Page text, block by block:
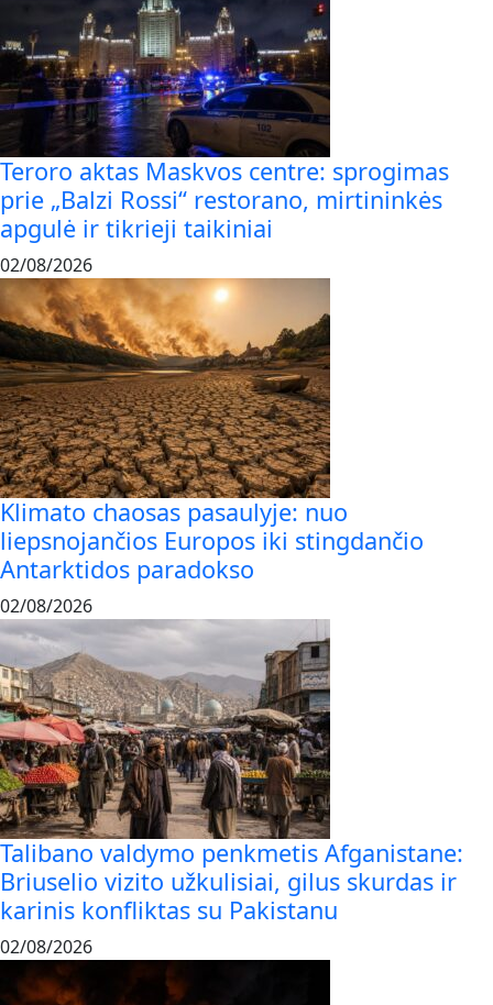
Teroro aktas Maskvos centre: sprogimas
prie „Balzi Rossi“ restorano, mirtininkės
apgulė ir tikrieji taikiniai
02/08/2026
Klimato chaosas pasaulyje: nuo
liepsnojančios Europos iki stingdančio
Antarktidos paradokso
02/08/2026
Talibano valdymo penkmetis Afganistane:
Briuselio vizito užkulisiai, gilus skurdas ir
karinis konfliktas su Pakistanu
02/08/2026